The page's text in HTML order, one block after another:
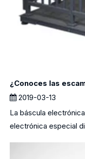
¿Conoces las
2019-03-13
La báscula
electrónica especial